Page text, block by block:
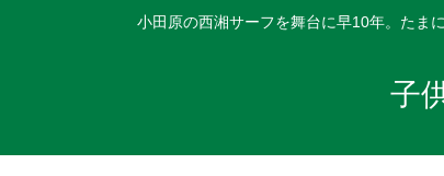
小田原の西湘サーフを舞台に早10年。たま
子